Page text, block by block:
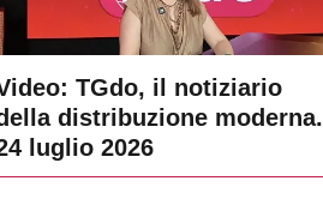
TGdo, il notiziario
distribuzione moderna.
luglio 2026